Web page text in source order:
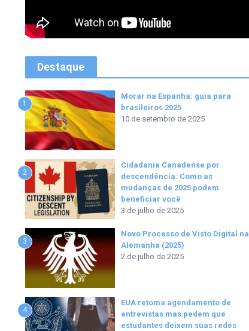
Destaque
1
Morar na Espanha: guia para
brasileiros 2025
10 de setembro de 2025
2
Cidadania Canadense por
descendência: Como as
mudanças de 2025 podem
beneficiar você
3 de julho de 2025
3
Novo Processo de Visto Digital na
Alemanha (2025)
2 de julho de 2025
4
EUA retoma agendamento de
entrevistas mas pedem que
estudantes deixem suas redes